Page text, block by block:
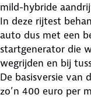
mild-hybride
In deze rijtest
auto dus met een
startgenerator die
wegrijden en bij
De basisversie van
zo’n 400 euro per